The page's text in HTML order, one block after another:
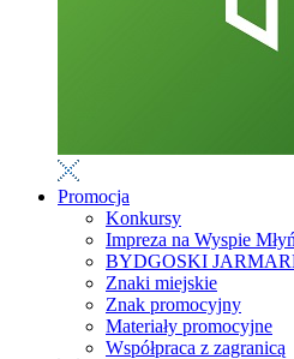
Promocja
Konkursy
Impreza na Wyspie
BYDGOSKI
Znaki miejskie
Znak promocyjny
Materiały promocyjne
Współpraca z zagranicą